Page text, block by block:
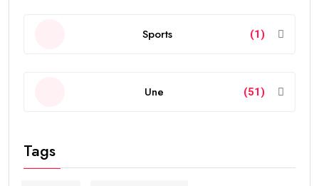
Sports (1)
Une (51)
Tags